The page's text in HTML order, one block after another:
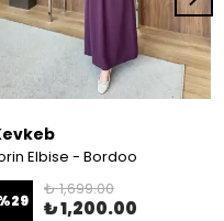
Elbise - Bordoo
29
₺ 1,699.00
₺ 1,200.00